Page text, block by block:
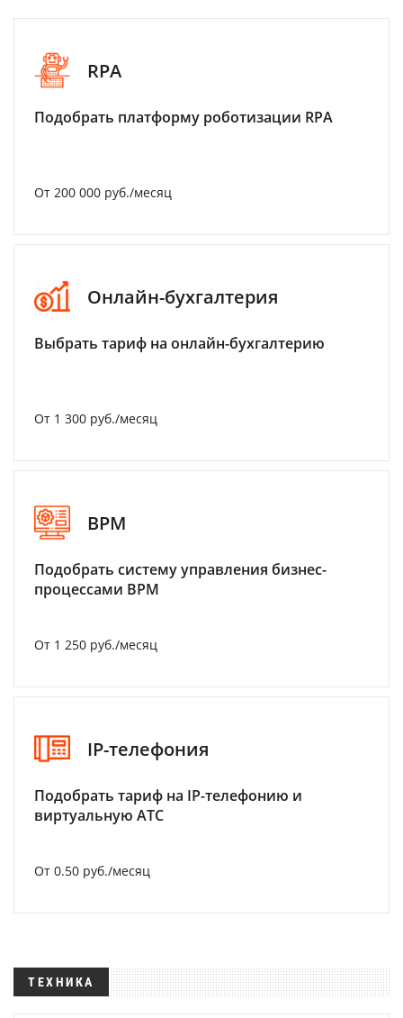
RPA
Подобрать платформу роботизации RPA
От 200 000 руб./месяц
Онлайн-бухгалтерия
Выбрать тариф на онлайн-бухгалтерию
От 1 300 руб./месяц
BPM
Подобрать систему управления бизнес-
процессами BPM
От 1 250 руб./месяц
IP-телефония
Подобрать тариф на IP-телефонию и
виртуальную АТС
От 0.50 руб./месяц
ТЕХНИКА